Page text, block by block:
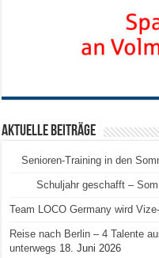
Aktuelle Beiträge
Senioren-Training in den
Schuljahr geschafft –
Team LOCO Germany wird
Reise nach Berlin – 4 Talente
unterwegs 18. Juni 2026